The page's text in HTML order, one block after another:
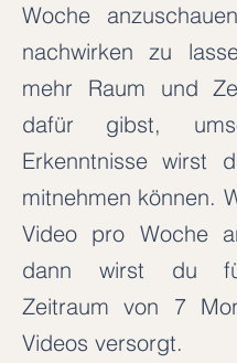
Woche
nachwirken zu
mehr Raum und
dafür gibst,
Erkenntnisse wirst
mitnehmen können.
Video pro Woche
dann wirst du
Zeitraum von 7
Videos versorgt.